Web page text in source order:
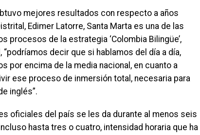
mejores resultados con respecto a años
Edimer Latorre, Santa Marta es una de las
de la estrategia ‘Colombia Bilingüe’,
decir que si hablamos del día a día,
por encima de la media nacional, en cuanto a
ese proceso de inmersión total, necesaria para
inglés”.
oficiales del país se les da durante al menos seis
hasta tres o cuatro, intensidad horaria que ha